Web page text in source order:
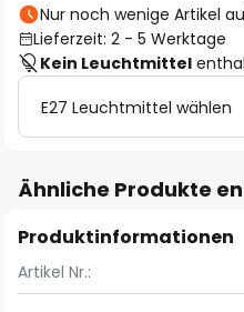
Nur noch wenige Artikel
Lieferzeit: 2 - 5 Werktage
Kein Leuchtmittel
E27 Leuchtmittel wählen
Ähnliche Produkte
Produktinformationen
Artikel Nr.: